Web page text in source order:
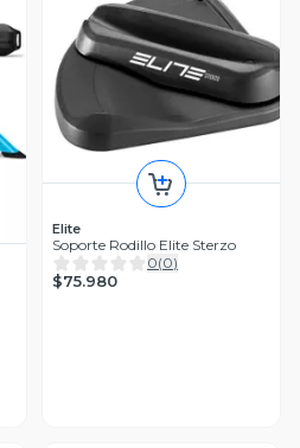
Elite
Soporte Rodillo Elite Sterzo
0(0)
$75.980